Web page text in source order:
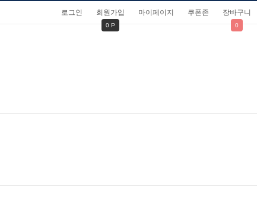
로그인 회원가입
0 P
마이페이지 쿠폰존 장바구니
0